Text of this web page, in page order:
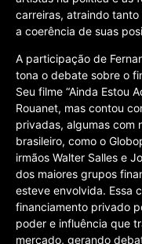
carreiras, atraindo
a coerência de suas
A participação de
tona o debate sobre o
Seu filme “Ainda Estou
Rouanet, mas contou
privadas, algumas com
brasileiro, como o
irmãos Walter Salles e
dos maiores grupos
esteve envolvida. Essa
financiamento privado
poder e influência que
mercado, gerando